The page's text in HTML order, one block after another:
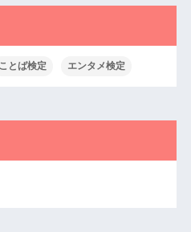
ことば検定 エンタメ検定